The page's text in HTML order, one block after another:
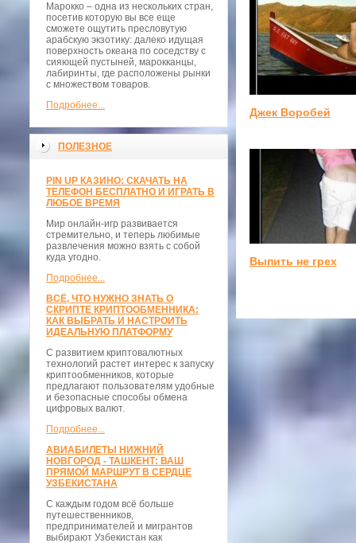
Марокко – одна из нескольких стран,
посетив которую вы все еще
сможете ощутить пресловутую
арабскую экзотику: далеко идущая
поверхность океана по соседству с
сияющей пустыней, марокканцы,
лабиринты, где расположены рынки
с множеством товаров.
Подробнее...
ПОЛЕЗНОЕ
PIN UP КАЗИНО: СКАЧАТЬ НА
ТЕЛЕФОН БЕСПЛАТНО И ИГРАТЬ В
ЛЮБОЕ ВРЕМЯ
Мир онлайн-игр развивается
стремительно, и теперь любимые
развлечения можно взять с собой
куда угодно.
Подробнее...
ВСЁ, ЧТО НУЖНО ЗНАТЬ О
СКРИПТЕ КРИПТООБМЕННИКА:
КАК ВЫБРАТЬ И НАСТРОИТЬ
ИДЕАЛЬНУЮ ПЛАТФОРМУ
С развитием криптовалютных
технологий растет интерес к запуску
криптообменников, которые
предлагают пользователям удобные
и безопасные способы обмена
цифровых валют.
Подробнее...
АВИАБИЛЕТЫ НИЖНИЙ
НОВГОРОД - ТАШКЕНТ: ВАШ
ПРЯМОЙ МАРШРУТ В СЕРДЦЕ
УЗБЕКИСТАНА
С каждым годом всё больше
путешественников,
предпринимателей и мигрантов
выбирают Узбекистан как
Джек Воробей
Выпить не грех